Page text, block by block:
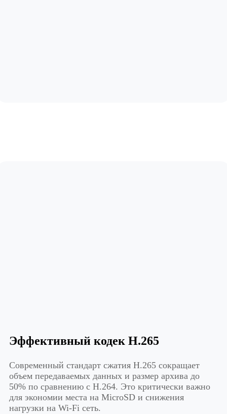
Эффективный кодек H.265
Современный стандарт сжатия H.265 сокращает
объем передаваемых данных и размер архива до
50% по сравнению с H.264. Это критически важно
для экономии места на MicroSD и снижения
нагрузки на Wi-Fi сеть.